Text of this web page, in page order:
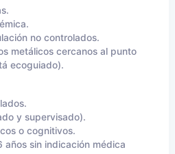
no controlados.
metálicos cercanos al punto
ecoguiado).
y supervisado).
o cognitivos.
años sin indicación médica